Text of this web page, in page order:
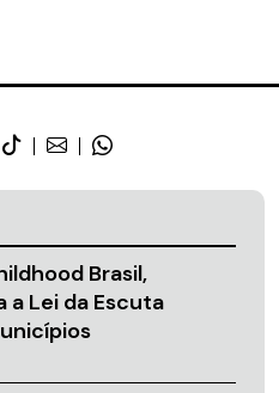
Brasil,
a Lei da Escuta